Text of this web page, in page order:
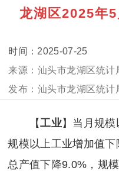
龙湖区2025年
2025-07-25
汕头市龙湖区统计
汕头市龙湖区统计
【工业】当月规模
规模以上工业增加值
总产值下降9.0%，规